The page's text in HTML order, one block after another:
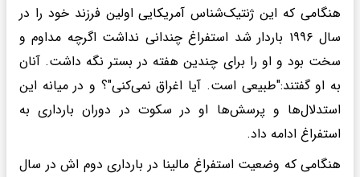
هنگامی که این ژنتیک‌شناس آمریکایی اولین فرزند خود را در
سال ۱۹۹۶ باردار شد استفراغ چندانی نداشت اگرچه مداوم و
سخت بود و او را برای چندین هفته در بستر نگه داشت. آنان
به او گفتند:"طبیعی است. آیا اغراق نمی‌کنی"؟ و در میانه این
استدلال‌ها و پرسش‌ها او در سکوت در دوران بارداری به
استفراغ ادامه داد.
هنگامی که وضعیت استفراغ مالینا در بارداری دوم اش در سال